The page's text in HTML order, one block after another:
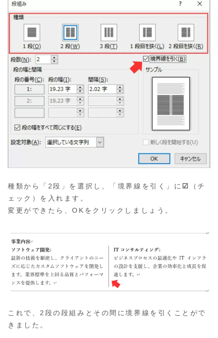
種類から「2段」を選択し、「境界線を引く」に ☑
（チ
ェック）を入れます。
変更ができたら、OKをクリックしましょう。
これで、2段の段組みとその間に境界線を引くことがで
きました。